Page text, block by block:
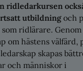
ridledarkursen
utbildningoch
ridlärare.
om hästens välfärd,
skapas
och människor i